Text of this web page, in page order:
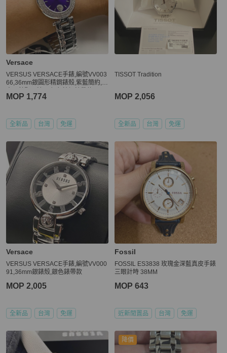
Versace
VERSUS VERSACE手錶,編號VV003
66,36mm銀圓形精鋼錶殼,紫藍簡約,
MOP 1,774
全新品 台灣 免運
TISSOT Tradition
MOP 2,056
全新品 台灣 免運
Versace
VERSUS VERSACE手錶,編號VV000
91,36mm銀錶殼,銀色錶帶款
MOP 2,005
全新品 台灣 免運
Fossil
FOSSIL ES3838 玫瑰金深藍真皮手錶
三眼計時 38MM
MOP 643
近新閒置品 台灣 免運
降價